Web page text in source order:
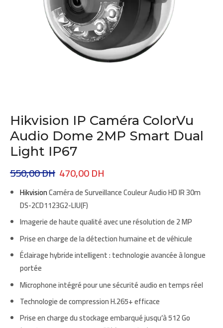
Hikvision IP Caméra ColorVu
Audio Dome 2MP Smart Dual
Light IP67
550,00DH 470,00DH
HikvisionCaméra de Surveillance Couleur Audio HD IR 30m
DS-2CD1123G2-LIU(F)
Imagerie de haute qualité avec une résolution de 2 MP
Prise en charge de la détection humaine et de véhicule
Éclairage hybride intelligent : technologie avancée à longue
portée
Microphone intégré pour une sécurité audio en temps réel
Technologie de compression H.265+ efficace
Prise en charge du stockage embarqué jusqu’à 512 Go